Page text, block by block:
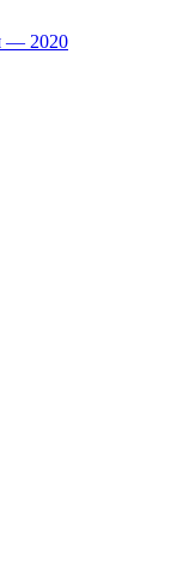
— 2020